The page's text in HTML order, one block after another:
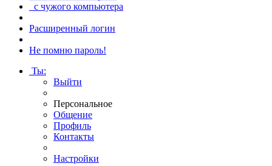
с чужого компьютера
Расширенный логин
Не помню пароль!
Ты:
Выйти
Персональное
Общение
Профиль
Контакты
Настройки